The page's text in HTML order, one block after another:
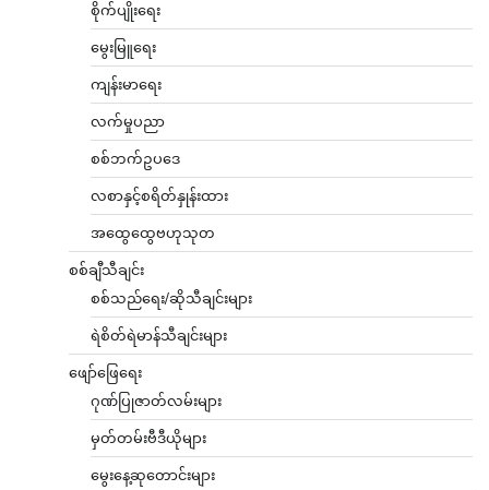
စိုက်ပျိုးရေး
မွေးမြူရေး
ကျန်းမာရေး
လက်မှုပညာ
စစ်ဘက်ဥပဒေ
လစာနှင့်စရိတ်နှုန်းထား
အထွေထွေဗဟုသုတ
စစ်ချီသီချင်း
စစ်သည်ရေး/ဆိုသီချင်းများ
ရဲစိတ်ရဲမာန်သီချင်းများ
ဖျော်ဖြေရေး
ဂုဏ်ပြုဇာတ်လမ်းများ
မှတ်တမ်းဗီဒီယိုများ
မွေးနေ့ဆုတောင်းများ